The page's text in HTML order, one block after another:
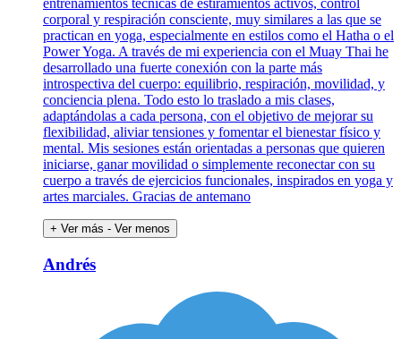
entrenamientos técnicas de estiramientos activos, control
corporal y respiración consciente, muy similares a las que se
practican en yoga, especialmente en estilos como el Hatha o el
Power Yoga. A través de mi experiencia con el Muay Thai he
desarrollado una fuerte conexión con la parte más
introspectiva del cuerpo: equilibrio, respiración, movilidad, y
conciencia plena. Todo esto lo traslado a mis clases,
adaptándolas a cada persona, con el objetivo de mejorar su
flexibilidad, aliviar tensiones y fomentar el bienestar físico y
mental. Mis sesiones están orientadas a personas que quieren
iniciarse, ganar movilidad o simplemente reconectar con su
cuerpo a través de ejercicios funcionales, inspirados en yoga y
artes marciales. Gracias de antemano
+ Ver más - Ver menos
Andrés